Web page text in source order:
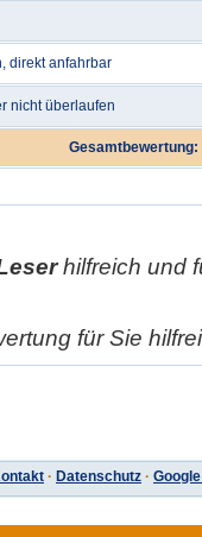
direkt anfahrbar
nicht überlaufen
Gesamtbewertung:
hilfreich und
für Sie
· Datenschutz ·